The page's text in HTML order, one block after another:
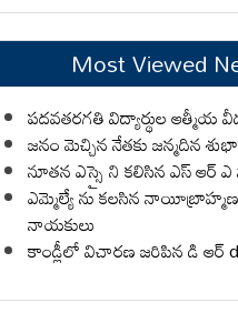
Most Viewed
పదవతరగతి విద్యార్థుల ఆత్మీయ
జనం మెచ్చిన నేతకు జన్మదిన
నూతన ఎస్సై ని కలిసిన ఎస్ ఆర్
ఎమ్మెల్యే ను కలసిన
నాయకులు
కాండ్లీలో విచారణ జరిపిన డి ఆర్ d